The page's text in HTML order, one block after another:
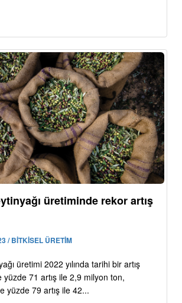
üretiminde rekor artış
/ BİTKİSEL ÜRETİM
üretimi 2022 yılında tarihi bir artış
yüzde 71 artış ile 2,9 milyon ton,
yüzde 79 artış ile 42...